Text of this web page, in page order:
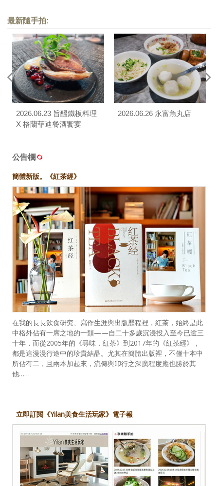
最新隨手拍:
2026.06.23 旨醞鐵板料理
X 格蘭菲迪餐酒饗宴
2026.06.26 永富魚丸店
公告欄
簡體新版。《紅茶經》
在我的長長飲食研究、寫作生涯與出版歷程裡，紅茶，始終是此
中格外佔有一席之地的一類——自二十多歲沉浸投入至今已逾三
十年，而從2005年的《尋味．紅茶》到2017年的《紅茶經》，
都是這漫漫行途中的珍貴結晶。尤其在簡體出版裡，不僅十本中
所佔有二，且兩本加起來，流傳與印行之深廣程度應也勝於其
他……
立即訂閱《Yilan美食生活玩家》電子報